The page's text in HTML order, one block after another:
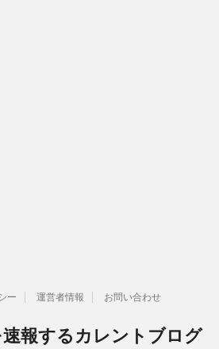
ー 運営者情報 お問い合わせ
報するカレントブログ